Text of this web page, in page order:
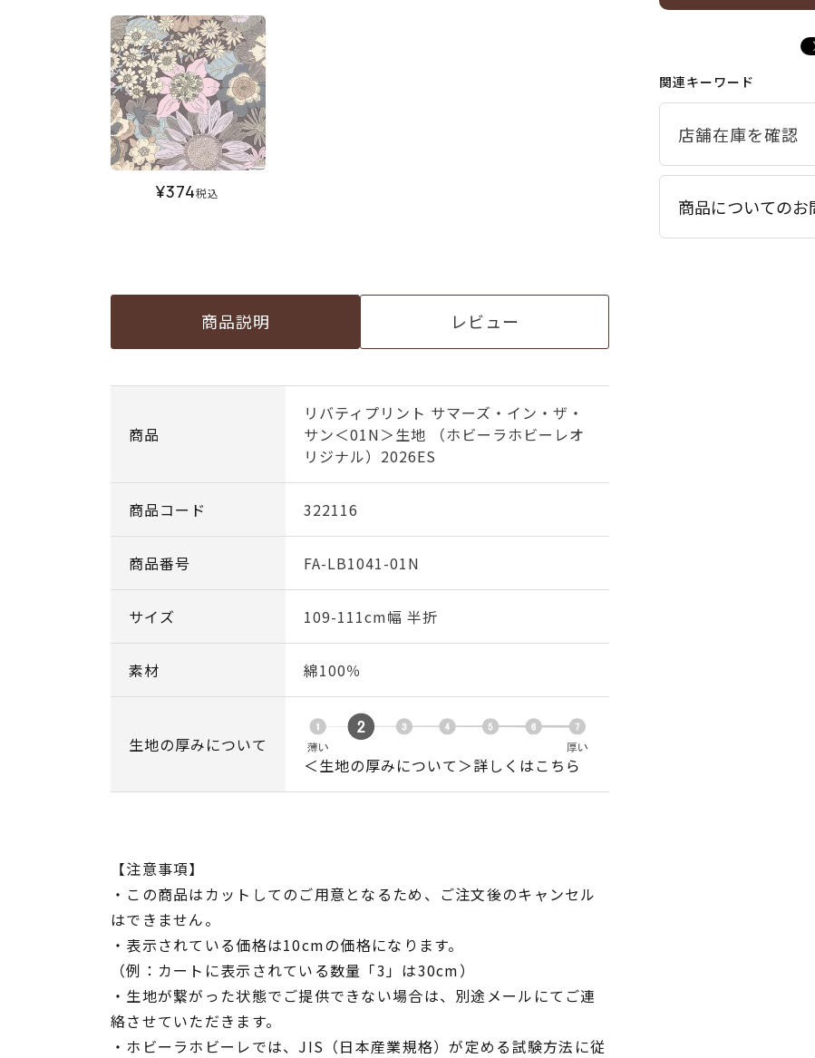
¥374税込
商品説明 レビュー
商品
リバティプリント サマーズ・イン・ザ・
サン＜01N＞生地 （ホビーラホビーレオ
リジナル）2026ES
商品コード 322116
商品番号 FA-LB1041-01N
サイズ 109-111cm幅 半折
素材 綿100％
生地の厚みについて
＜生地の厚みについて＞詳しくはこちら
【注意事項】
・この商品はカットしてのご用意となるため、ご注文後のキャンセル
はできません。
・表示されている価格は10cmの価格になります。
（例：カートに表示されている数量「3」は30cm）
・生地が繋がった状態でご提供できない場合は、別途メールにてご連
絡させていただきます。
・ホビーラホビーレでは、JIS（日本産業規格）が定める試験方法に従
関連キーワード
商品についてのお